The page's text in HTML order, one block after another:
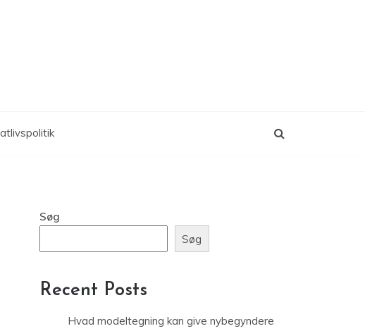
Søg
Søg
Recent Posts
Hvad modeltegning kan give nybegyndere